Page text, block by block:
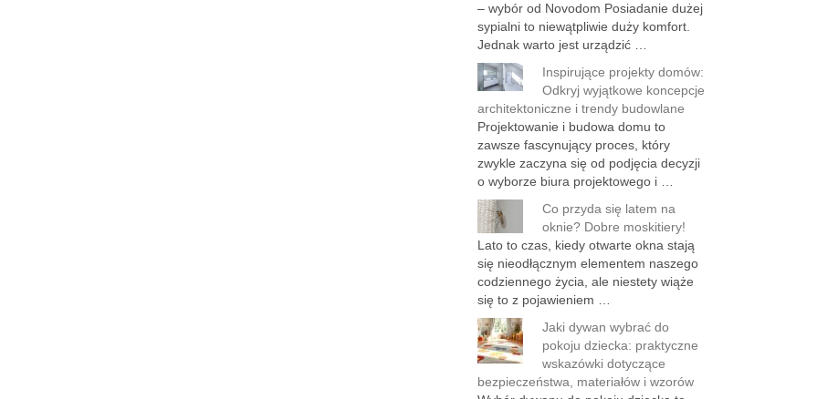
– wybór od Novodom Posiadanie dużej
sypialni to niewątpliwie duży komfort.
Jednak warto jest urządzić …
Inspirujące projekty domów:
Odkryj wyjątkowe koncepcje
architektoniczne i trendy budowlane
Projektowanie i budowa domu to
zawsze fascynujący proces, który
zwykle zaczyna się od podjęcia decyzji
o wyborze biura projektowego i …
Co przyda się latem na
oknie? Dobre moskitiery!
Lato to czas, kiedy otwarte okna stają
się nieodłącznym elementem naszego
codziennego życia, ale niestety wiąże
się to z pojawieniem …
Jaki dywan wybrać do
pokoju dziecka: praktyczne
wskazówki dotyczące
bezpieczeństwa, materiałów i wzorów